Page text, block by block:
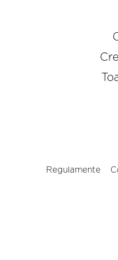
Regulamente